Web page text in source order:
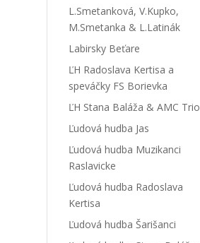
L.Smetanková, V.Kupko,
M.Smetanka & L.Latinák
Labirsky Beťare
ĽH Radoslava Kertisa a
speváčky FS Borievka
ĽH Stana Baláža & AMC Trio
Ľudová hudba Jas
Ľudová hudba Muzikanci
Raslavicke
Ľudová hudba Radoslava
Kertisa
Ľudová hudba Šarišanci